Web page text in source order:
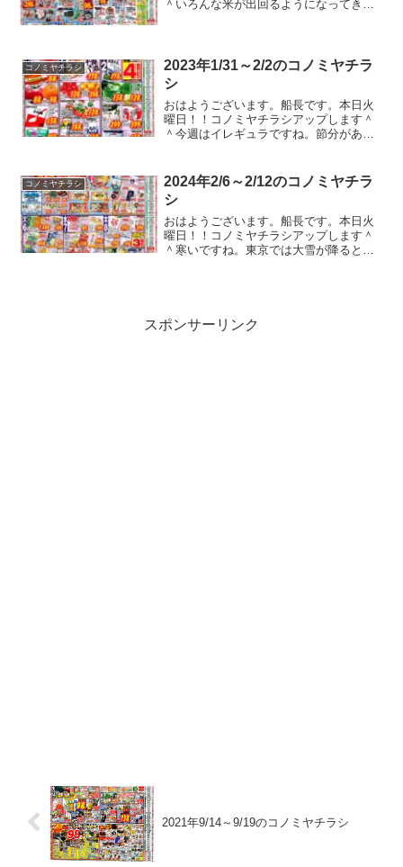
＾いろんな米が出回るようになってきた
あれって基本徒歩専用だと...
コノミヤチラシ
2023年1/31～2/2のコノミヤチラ
シ
おはようございます。船長です。本日火
曜日！！コノミヤチラシアップします＾
＾今週はイレギュラですね。節分がある
ラシ入るかもですね。話は変わって、最
近、玉子と牛乳が高くて困...
コノミヤチラシ
2024年2/6～2/12のコノミヤチラ
シ
おはようございます。船長です。本日火
曜日！！コノミヤチラシアップします＾
＾寒いですね。東京では大雪が降るとか
スポンサーリンク
2021年9/14～9/19のコノミヤチラシ